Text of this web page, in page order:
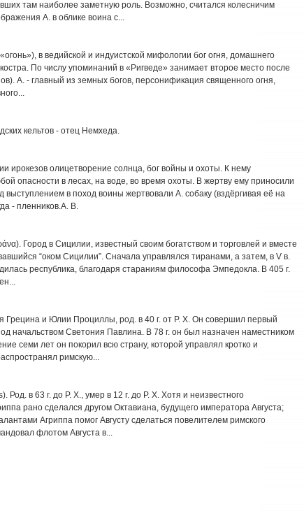
там наиболее заметную роль. Возможно, считался колесничим
А. в облике воина с...
в ведийской и индуистской мифологии бог огня, домашнего
По числу упоминаний в «Ригведе» занимает второе место после
А. - главный из земных богов, персонификация священного огня,
кельтов - отец Немхеда.
ирокезов олицетворение солнца, бог войны и охоты. К нему
опасности в лесах, на воде, во время охоты. В жертву ему приносили
выступлением в поход воины жертвовали А. собаку (вздёргивая её на
- пленников.А. В.
Город в Сицилии, известный своим богатством и торговлей и вместе
“оком Сицилии”. Сначала управлялся тиранами, а затем, в V в.
республика, благодаря стараниям философа Эмпедокла. В 405 г.
и Юлии Проциллы, род. в 40 г. от Р. X. Он совершил первый
начальством Светония Павлина. В 78 г. он был назначен наместником
семи лет он покорил всю страну, которой управлял кротко и
римскую...
Род. в 63 г. до Р. X., умер в 12 г. до Р. X. Хотя и неизвестного
рано сделался другом Октавиана, будущего императора Августа;
Агриппа помог Августу сделаться повелителем римского
флотом Августа в...